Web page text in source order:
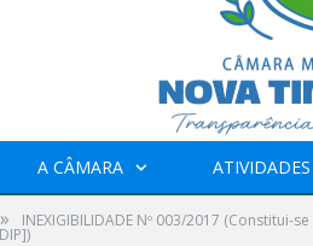
A CÂMARA
» INEXIGIBILIDADE Nº 003/2017